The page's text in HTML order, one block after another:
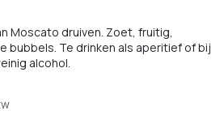
Moscato druiven. Zoet, fruitig,
bubbels. Te drinken als aperitief of bij
alcohol.